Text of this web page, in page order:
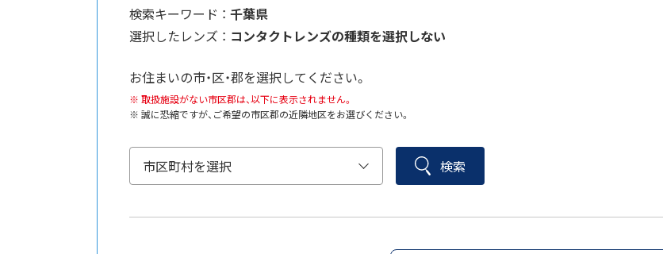
検索キーワード ： 千葉県
選択したレンズ ： コンタクトレンズの種類を選択しない
お住まいの市・区・郡を選択してください。
取扱施設がない市区郡は、以下に表示されません。
誠に恐縮ですが、ご希望の市区郡の近隣地区をお選びください。
検索